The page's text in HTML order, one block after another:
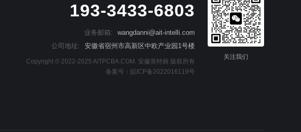
193-3433-6803
业务邮箱:
wangdanni@ait-intelli.com
公司地址:
安徽省宿州市高新区中欧产业园1号楼
Copyright © 2022-2025 AiTPCBA.COM. 安徽英特丽 版权所有
备案号： 皖ICP备2022016119号
关注我们